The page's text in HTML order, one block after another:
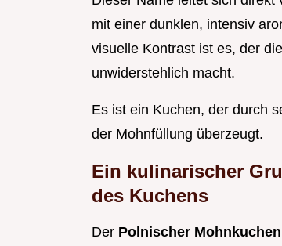
mit einer dunklen, intensiv
visuelle Kontrast ist es, der
unwiderstehlich macht.
Es ist ein Kuchen, der durch
der Mohnfüllung überzeugt.
Ein kulinarischer
des Kuchens
Der Polnischer